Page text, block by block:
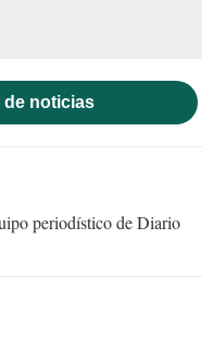
de noticias
periodístico de Diario